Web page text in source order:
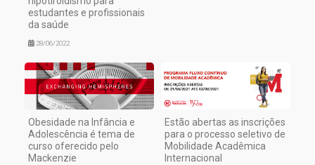
estudantes e profissionais
da saúde
28/06/2022
Obesidade na Infância e
Adolescência é tema de
curso oferecido pelo
Mackenzie
Estão abertas as inscrições
para o processo seletivo de
Mobilidade Acadêmica
Internacional